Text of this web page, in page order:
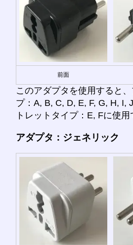
前面
このアダプタを使用すると
プ：A, B, C, D, E, F, G, H, I,
トレットタイプ：E, Fに使用
アダプタ：ジェネリック